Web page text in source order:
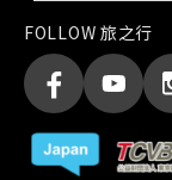
FOLLOW 旅之行